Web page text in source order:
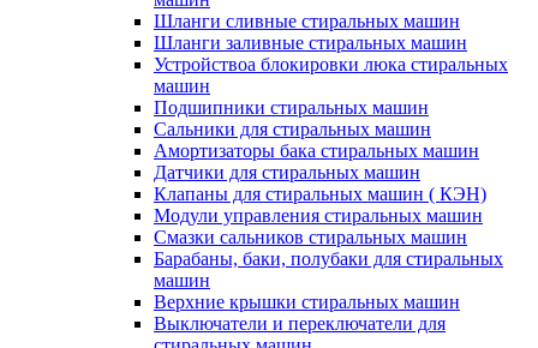
Шланги сливные стиральных машин
Шланги заливные стиральных машин
Устройствоа блокировки люка стиральных
машин
Подшипники стиральных машин
Сальники для стиральных машин
Амортизаторы бака стиральных машин
Датчики для стиральных машин
Клапаны для стиральных машин ( КЭН)
Модули управления стиральных машин
Смазки сальников стиральных машин
Барабаны, баки, полубаки для стиральных
машин
Верхние крышки стиральных машин
Выключатели и переключатели для